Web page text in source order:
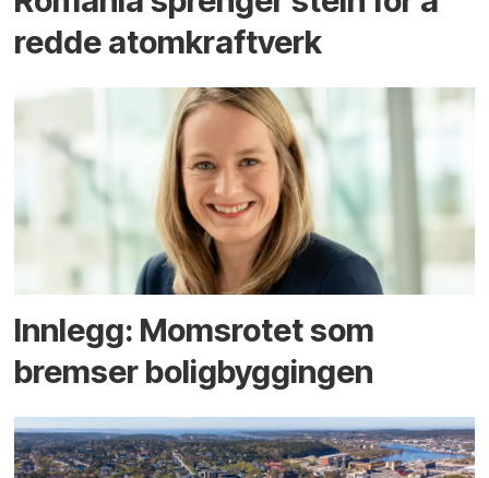
redde atomkraftverk
Innlegg: Moms­rotet som
bremser bolig­byggingen